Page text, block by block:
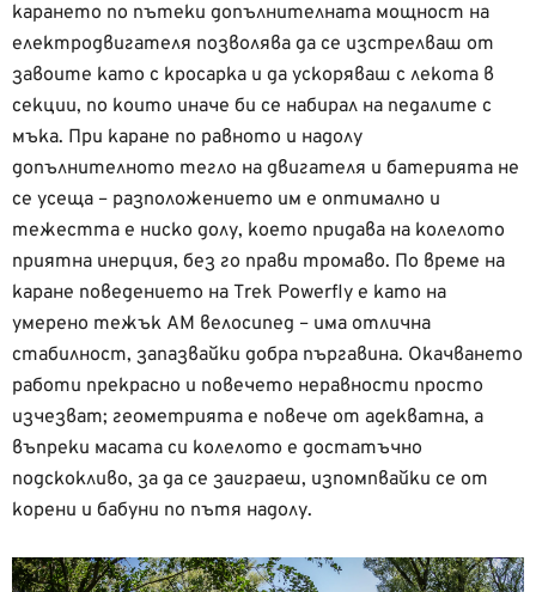
карането по пътеки допълнителната мощност на
електродвигателя позволява да се изстрелваш от
завоите като с кросарка и да ускоряваш с лекота в
секции, по които иначе би се набирал на педалите с
мъка. При каране по равното и надолу
допълнителното тегло на двигателя и батерията не
се усеща – разположението им е оптимално и
тежестта е ниско долу, което придава на колелото
приятна инерция, без го прави тромаво. По време на
каране поведението на Trek Powerfly е като на
умерено тежък АМ велосипед – има отлична
стабилност, запазвайки добра пъргавина. Окачването
работи прекрасно и повечето неравности просто
изчезват; геометрията е повече от адекватна, а
въпреки масата си колелото е достатъчно
подскокливо, за да се заиграеш, изпомпвайки се от
корени и бабуни по пътя надолу.